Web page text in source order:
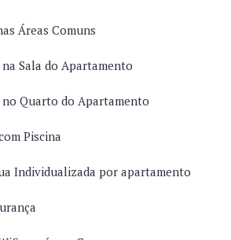
Áreas Comuns
Sala do Apartamento
no Quarto do Apartamento
Piscina
Individualizada por apartamento